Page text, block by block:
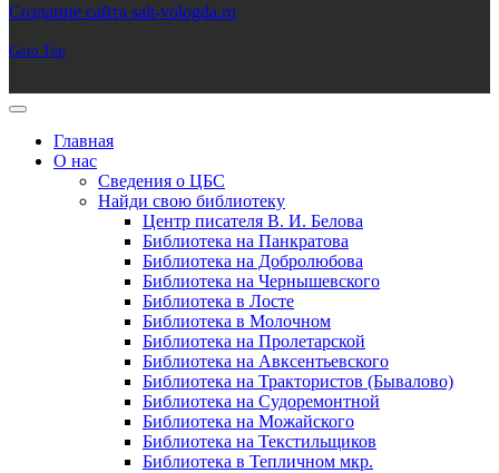
Создание сайта sait-vologda.ru
Goto Top
Главная
О нас
Сведения о ЦБС
Найди свою библиотеку
Центр писателя В. И. Белова
Библиотека на Панкратова
Библиотека на Добролюбова
Библиотека на Чернышевского
Библиотека в Лосте
Библиотека в Молочном
Библиотека на Пролетарской
Библиотека на Авксентьевского
Библиотека на Трактористов (Бывалово)
Библиотека на Судоремонтной
Библиотека на Можайского
Библиотека на Текстильщиков
Библиотека в Тепличном мкр.